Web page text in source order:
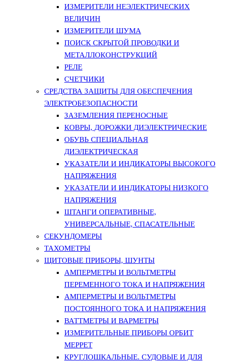
ИЗМЕРИТЕЛИ НЕЭЛЕКТРИЧЕСКИХ
ВЕЛИЧИН
ИЗМЕРИТЕЛИ ШУМА
ПОИСК СКРЫТОЙ ПРОВОДКИ И
МЕТАЛЛОКОНСТРУКЦИЙ
РЕЛЕ
СЧЕТЧИКИ
СРЕДСТВА ЗАЩИТЫ ДЛЯ ОБЕСПЕЧЕНИЯ
ЭЛЕКТРОБЕЗОПАСНОСТИ
ЗАЗЕМЛЕНИЯ ПЕРЕНОСНЫЕ
КОВРЫ, ДОРОЖКИ ДИЭЛЕКТРИЧЕСКИЕ
ОБУВЬ СПЕЦИАЛЬНАЯ
ДИЭЛЕКТРИЧЕСКАЯ
УКАЗАТЕЛИ И ИНДИКАТОРЫ ВЫСОКОГО
НАПРЯЖЕНИЯ
УКАЗАТЕЛИ И ИНДИКАТОРЫ НИЗКОГО
НАПРЯЖЕНИЯ
ШТАНГИ ОПЕРАТИВНЫЕ,
УНИВЕРСАЛЬНЫЕ, СПАСАТЕЛЬНЫЕ
СЕКУНДОМЕРЫ
ТАХОМЕТРЫ
ЩИТОВЫЕ ПРИБОРЫ, ШУНТЫ
АМПЕРМЕТРЫ И ВОЛЬТМЕТРЫ
ПЕРЕМЕННОГО ТОКА И НАПРЯЖЕНИЯ
АМПЕРМЕТРЫ И ВОЛЬТМЕТРЫ
ПОСТОЯННОГО ТОКА И НАПРЯЖЕНИЯ
ВАТТМЕТРЫ И ВАРМЕТРЫ
ИЗМЕРИТЕЛЬНЫЕ ПРИБОРЫ ОРБИТ
МЕРРЕТ
КРУГЛОШКАЛЬНЫЕ. СУДОВЫЕ И ДЛЯ